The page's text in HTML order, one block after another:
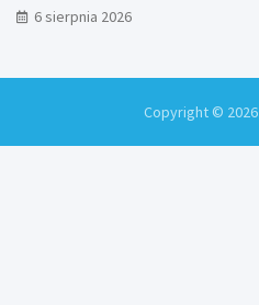
6 sierpnia 2026
Copyright © 2026